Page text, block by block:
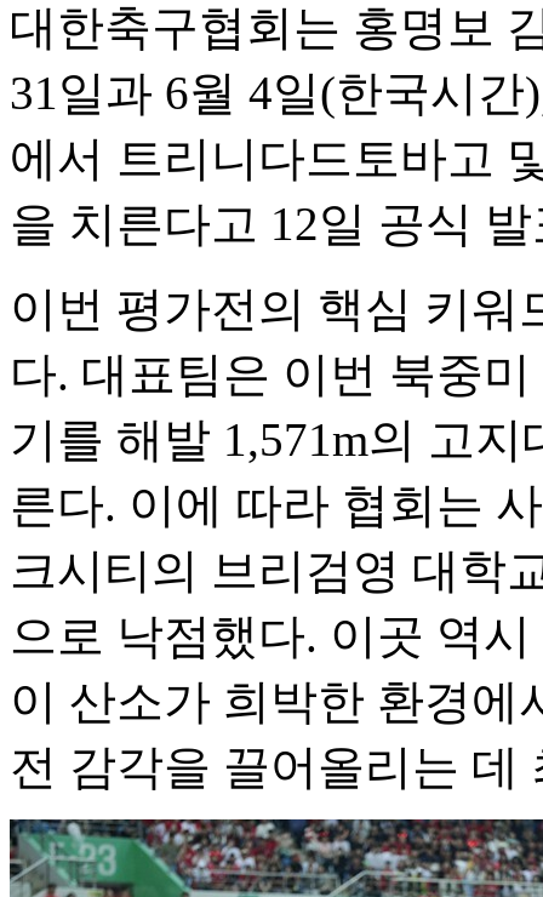
대한축구협회는 홍명보
31일과 6월 4일(한국시
에서 트리니다드토바고
을 치른다고 12일 공식
이번 평가전의 핵심 키워
다. 대표팀은 이번 북중
기를 해발 1,571m의 고
른다. 이에 따라 협회는
크시티의 브리검영 대학
으로 낙점했다. 이곳 역
이 산소가 희박한 환경에
전 감각을 끌어올리는 데